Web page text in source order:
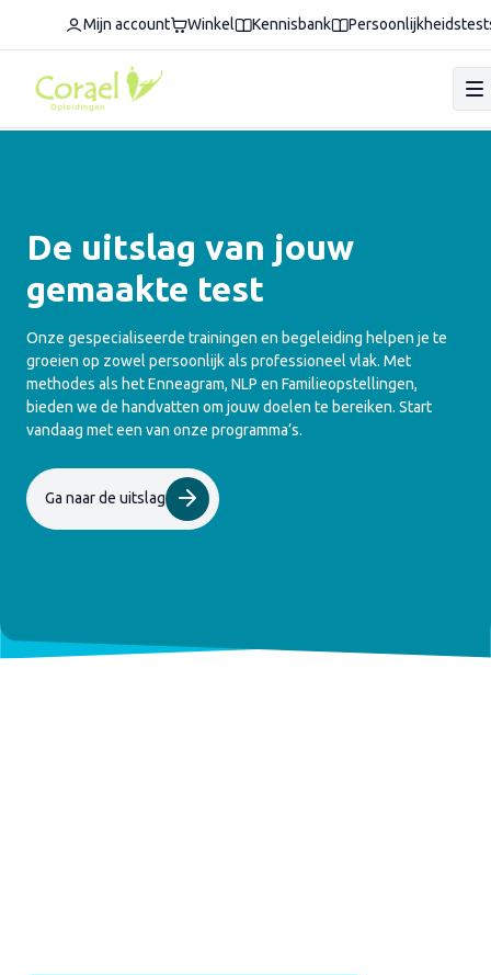
Mijn account Winkel Kennisbank
De uitslag van jouw
gemaakte test
Onze gespecialiseerde trainingen en begeleiding helpen je te
groeien op zowel persoonlijk als professioneel vlak. Met
methodes als het Enneagram, NLP en Familieopstellingen,
bieden we de handvatten om jouw doelen te bereiken. Start
vandaag met een van onze programma’s.
Ga naar de uitslag